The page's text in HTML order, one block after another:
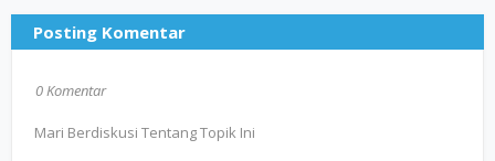
Posting Komentar
0 Komentar
Mari Berdiskusi Tentang Topik Ini